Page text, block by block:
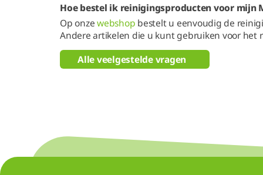
Hoe bestel ik reinigingsproducten voor mijn
Op onzewebshop bestelt u eenvoudig de
Andere artikelen die u kunt gebruiken voor het
Alle veelgestelde vragen